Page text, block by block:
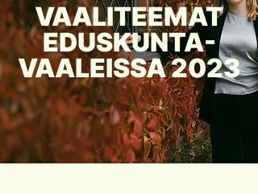
VAALITEEMAT
EDUSKUNTA-
VAALEISSA 2023